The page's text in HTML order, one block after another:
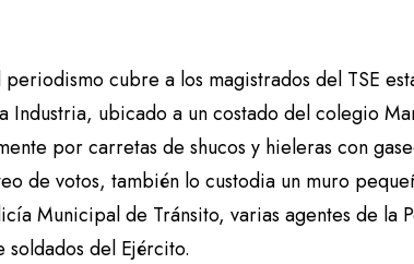
cubre a los magistrados del TSE
Industria, ubicado a un costado del colegio
por carretas de shucos y hieleras con
de votos, también lo custodia un muro
Municipal de Tránsito, varias agentes de
soldados del Ejército.